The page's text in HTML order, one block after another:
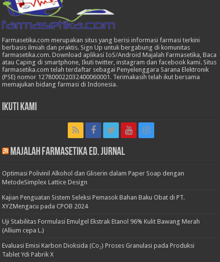
Farmasetika.com merupakan situs yang berisi informasi farmasi terkini
berbasis ilmiah dan praktis. Sign Up untuk bergabung di komunitas
farmasetika.com. Download aplikasi IoS/Android Majalah Farmasetika, Baca
atau Caping di smartphone, Ikuti twitter, instagram dan facebook kami. Situs
farmasetika.com telah terdaftar sebagai Penyelenggara Sarana Elektronik
(PSE) nomor 127800022032400060001. Terimakasih telah ikut bersama
memajukan bidang farmasi di Indonesia.
Ikuti Kami
Majalah Farmasetika Ed. Jurnal
Optimasi Polivinil Alkohol dan Gliserin dalam Paper Soap dengan
MetodeSimplex Lattice Design
Kajian Penguatan Sistem Seleksi Pemasok Bahan Baku Obat di PT.
XYZMengacu pada CPOB 2024
Uji Stabilitas Formulasi Emulgel Ekstrak Etanol 96% Kulit Bawang Merah
(Allium cepa L.)
Evaluasi Emisi Karbon Dioksida (Co₂) Proses Granulasi pada Produksi
Tablet Ydi Pabrik X